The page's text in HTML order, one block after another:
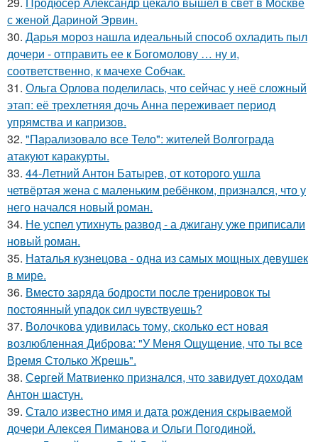
с женой Дариной Эрвин.
30. Дарья мороз нашла идеальный способ охладить пыл
дочери - отправить ее к Богомолову … ну и,
соответственно, к мачехе Собчак.
31. Ольга Орлова поделилась, что сейчас у неё сложный
этап: её трехлетняя дочь Анна переживает период
упрямства и капризов.
32. "Пapализовало все Тело": жителей Волгограда
атакуют каракурты.
33. 44-Летний Антон Батырев, от которого ушла
четвёртая жена с маленьким ребёнком, признался, что у
него начался новый роман.
34. Не успел утихнуть развод - а джигану уже приписали
новый роман.
35. Наталья кузнецова - одна из самых мощных девушек
в мире.
36. Вместо заряда бодрости после тренировок ты
постоянный упадок сил чувствуешь?
37. Волочкова удивилась тому, сколько ест новая
возлюбленная Диброва: "У Меня Ощущение, что ты все
Время Столько Жрешь".
38. Сергей Матвиенко признался, что завидует доходам
Антон шастун.
39. Стало известно имя и дата рождения скрываемой
дочери Алексея Пиманова и Ольги Погодиной.